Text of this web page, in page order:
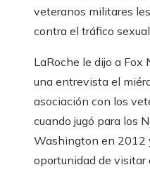
veteranos militares
contra el tráfico
LaRoche le dijo a Fox
una entrevista el
asociación con los
cuando jugó para los
Washington en 2012
oportunidad de visitar